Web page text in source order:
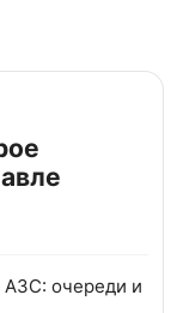
очереди и